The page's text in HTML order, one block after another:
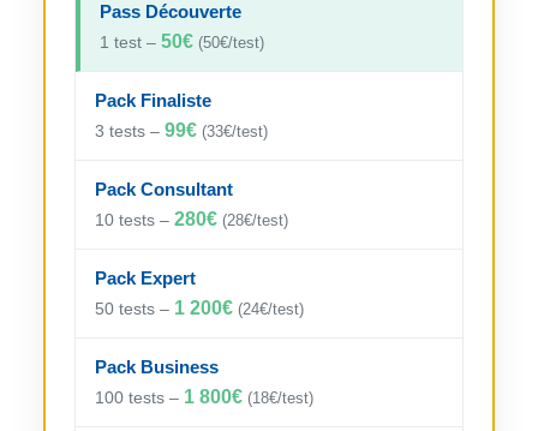
Pass Découverte
1 test – 50€ (50€/test)
Pack Finaliste
3 tests – 99€ (33€/test)
Pack Consultant
10 tests – 280€ (28€/test)
Pack Expert
50 tests – 1 200€ (24€/test)
Pack Business
100 tests – 1 800€ (18€/test)